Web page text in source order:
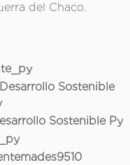
del Chaco.
Sostenible
Sostenible Py